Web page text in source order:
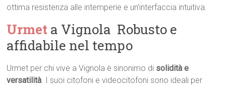
ottima resistenza alle intemperie e un’interfaccia intuitiva.
Urmet a Vignola  Robusto e
affidabile nel tempo
Urmet per chi vive a Vignola è sinonimo di solidità e
versatilità. I suoi citofoni e videocitofoni sono ideali per